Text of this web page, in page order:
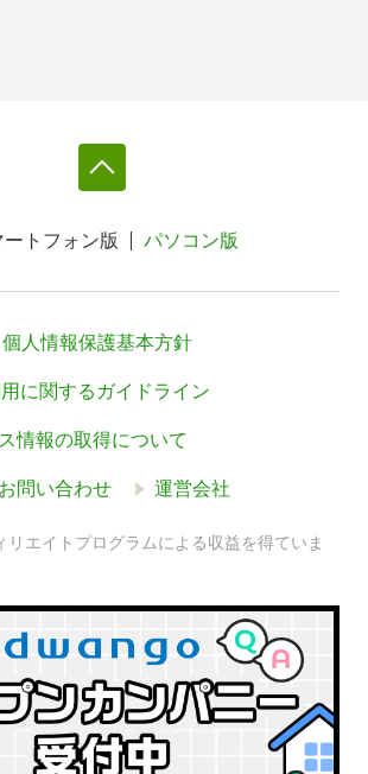
ートフォン版 パソコン版
個人情報保護基本方針
に関するガイドライン
情報の取得について
問い合わせ 運営会社
リエイトプログラムによる収益を得ていま